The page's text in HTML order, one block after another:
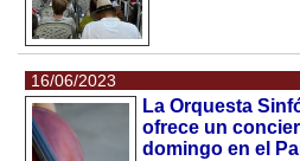
16/06/2023
La Orquesta
ofrece un
domingo en el